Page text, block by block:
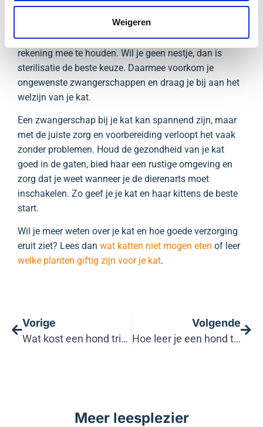
Weigeren
Omdat poezen al jong vruchtbaar zijn en meerdere
keren per jaar zwanger kunnen worden, is het goed hier
rekening mee te houden. Wil je geen nestje, dan is
sterilisatie de beste keuze. Daarmee voorkom je
ongewenste zwangerschappen en draag je bij aan het
welzijn van je kat.
Een zwangerschap bij je kat kan spannend zijn, maar
met de juiste zorg en voorbereiding verloopt het vaak
zonder problemen. Houd de gezondheid van je kat
goed in de gaten, bied haar een rustige omgeving en
zorg dat je weet wanneer je de dierenarts moet
inschakelen. Zo geef je je kat en haar kittens de beste
start.
Wil je meer weten over je kat en hoe goede verzorging
eruit ziet? Lees dan wat katten niet mogen eten of leer
welke planten giftig zijn voor je kat.
Vorige
Wat kost een hond trimmen?
Volgende
Hoe leer je een hond trekken aan de riem af?
Meer leesplezier